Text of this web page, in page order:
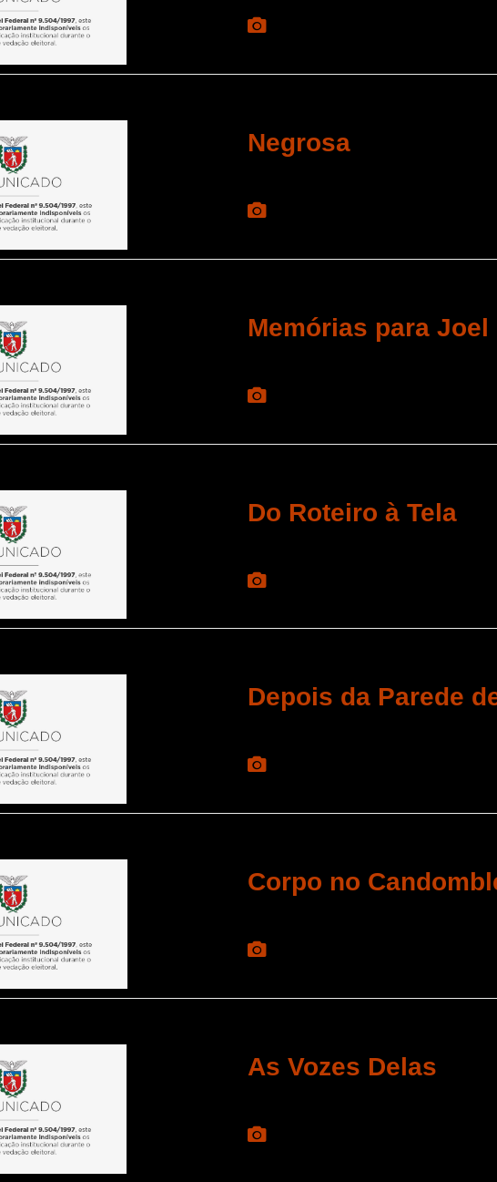
Negrosa
Memórias para Joel
Do Roteiro à Tela
Depois da Parede
Corpo no
As Vozes Delas